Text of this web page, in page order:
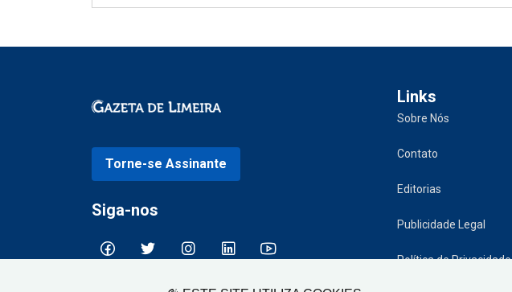
Torne-se Assinante
Siga-nos
Links
Sobre Nós
Contato
Editorias
Publicidade Legal
Política de Privacidade